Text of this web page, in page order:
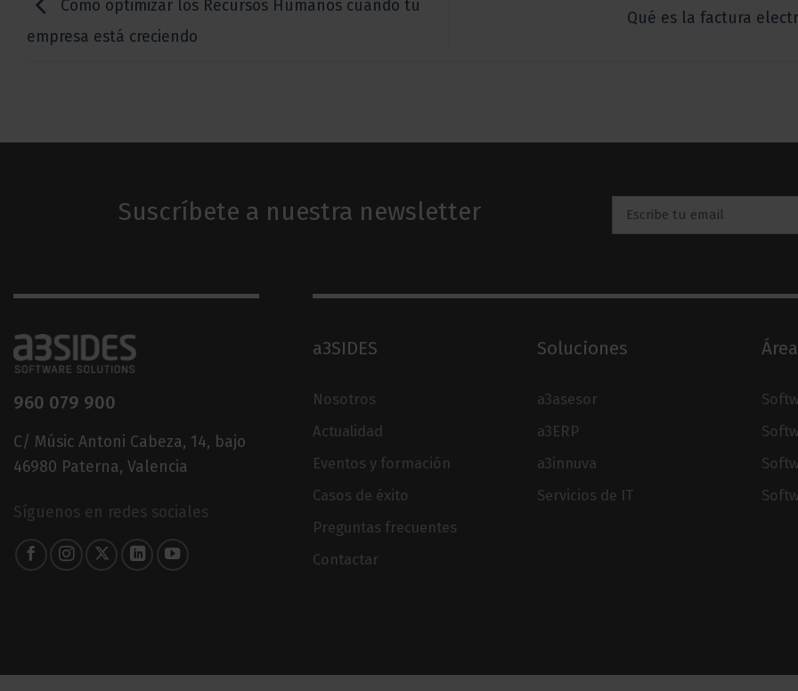
Cómo optimizar los Recursos Humanos cuando tu
empresa está creciendo
Qué es la factura
Suscríbete a nuestra newsletter
960 079 900
C/ Músic Antoni Cabeza, 14, bajo
46980 Paterna, Valencia
Síguenos en redes sociales
a3SIDES
Nosotros
Actualidad
Eventos y formación
Casos de éxito
Preguntas frecuentes
Contactar
Soluciones
a3asesor
a3ERP
a3innuva
Servicios de IT